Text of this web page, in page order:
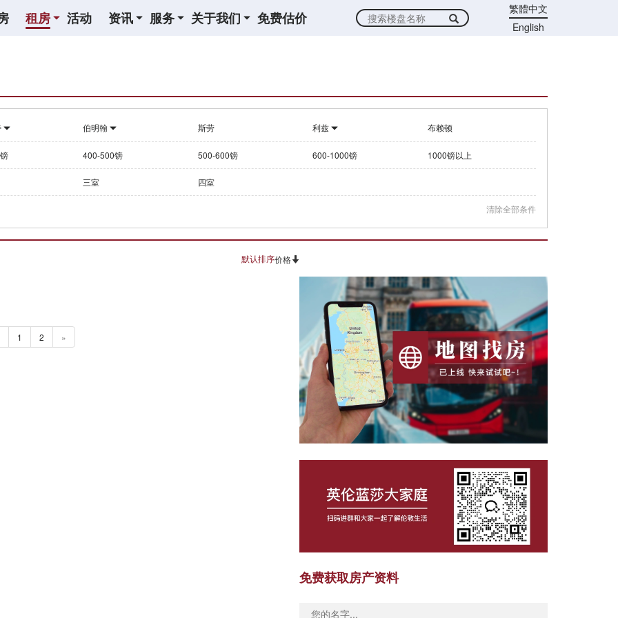
租房 活动 资讯 服务 关于我们 免费估价
繁體中文
English
伯明翰 斯劳 利兹 布赖顿
400-500镑 500-600镑 600-1000镑 1000镑以上
三室 四室
清除全部条件
默认排序价格
1 2 »
免费获取房产资料